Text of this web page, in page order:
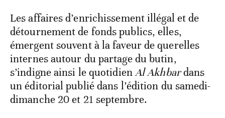
Les affaires d’enrichissement illégal et de
détournement de fonds publics, elles,
émergent souvent à la faveur de querelles
internes autour du partage du butin,
s’indigne ainsi le quotidienAl Akhbardans
un éditorial publié dans l’édition du samedi-
dimanche 20 et 21 septembre.